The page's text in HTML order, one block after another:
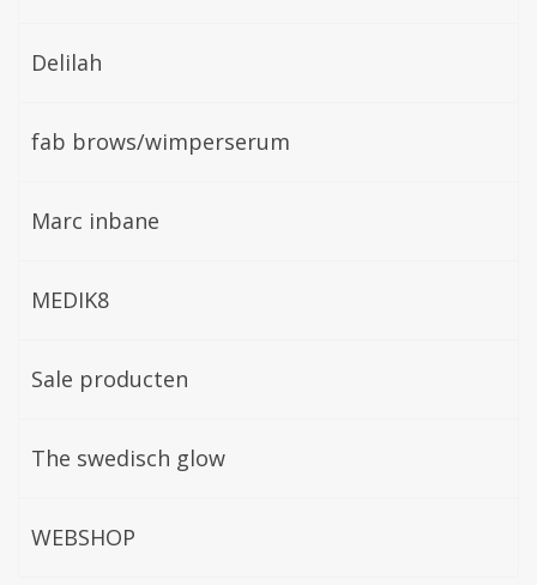
Delilah
fab brows/wimperserum
Marc inbane
MEDIK8
Sale producten
The swedisch glow
WEBSHOP